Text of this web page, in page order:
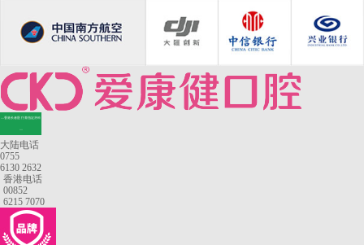
—香港长者医疗券指定牙科
大陆电话
0755
6130 2632
香港电话
00852
6215 7070